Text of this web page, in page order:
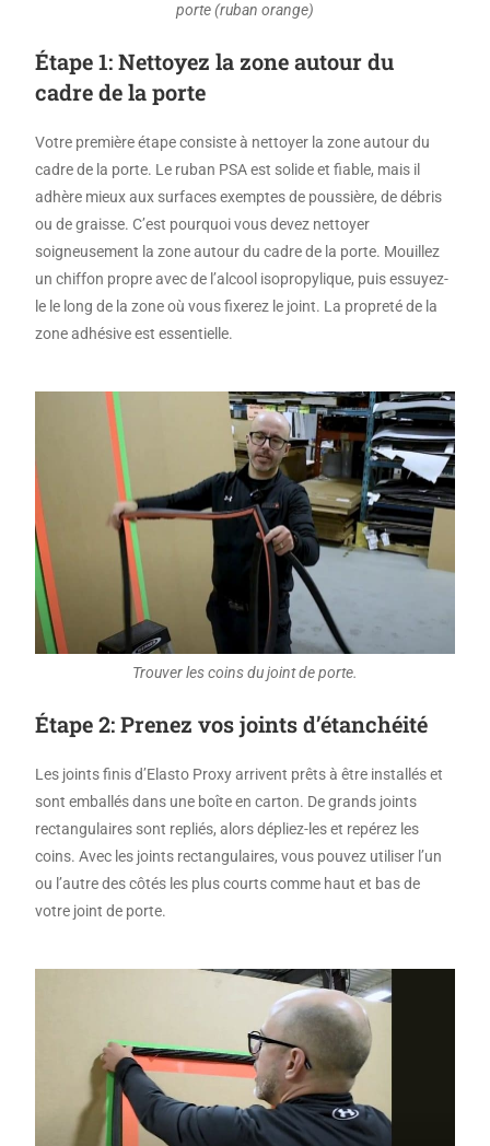
porte (ruban orange)
Étape 1: Nettoyez la zone autour du
cadre de la porte
Votre première étape consiste à nettoyer la zone autour du
cadre de la porte. Le ruban PSA est solide et fiable, mais il
adhère mieux aux surfaces exemptes de poussière, de débris
ou de graisse. C’est pourquoi vous devez nettoyer
soigneusement la zone autour du cadre de la porte. Mouillez
un chiffon propre avec de l’alcool isopropylique, puis essuyez-
le le long de la zone où vous fixerez le joint. La propreté de la
zone adhésive est essentielle.
Trouver les coins du joint de porte.
Étape 2: Prenez vos joints d’étanchéité
Les joints finis d’Elasto Proxy arrivent prêts à être installés et
sont emballés dans une boîte en carton. De grands joints
rectangulaires sont repliés, alors dépliez-les et repérez les
coins. Avec les joints rectangulaires, vous pouvez utiliser l’un
ou l’autre des côtés les plus courts comme haut et bas de
votre joint de porte.